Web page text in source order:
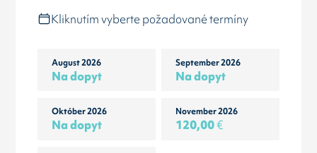
Kliknutím vyberte požadované termíny
August 2026
Na dopyt
September 2026
Na dopyt
Október 2026
Na dopyt
November 2026
120,00€